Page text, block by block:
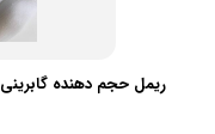
ریمل حجم دهنده گابرینی